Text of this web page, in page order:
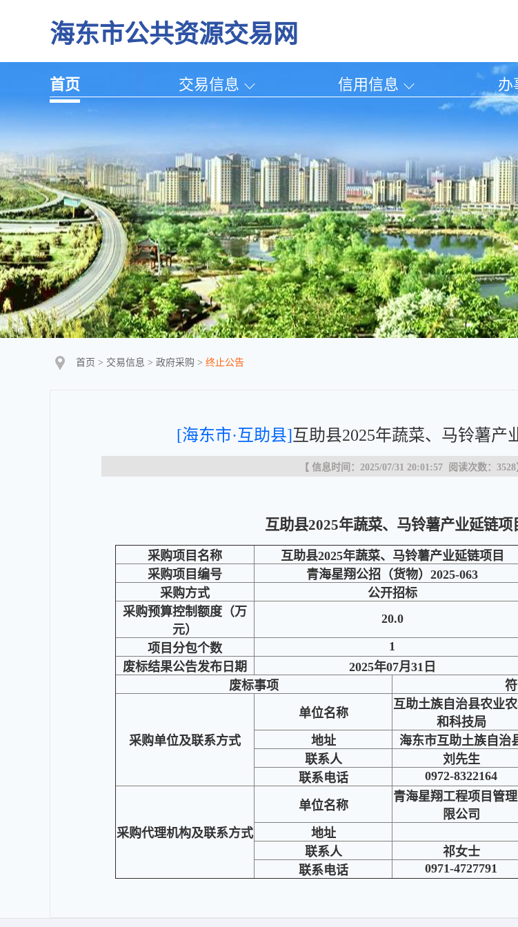
海东市公共资源交易网
首页 交易信息 信用信息 办
首页 > 交易信息 > 政府采购 > 终止公告
[海东市·互助县]互助县2025年蔬菜、马铃薯产
【 信息时间：2025/07/31 20:01:57 阅读次数： 3528
互助县2025年蔬菜、马铃薯产业延链项
采购项目名称
互助县2025年蔬菜、马铃薯产业延链项目
采购项目编号
青海星翔公招（货物）2025-063
采购方式
公开招标
采购预算控制额度（万
元）
20.0
项目分包个数
1
废标结果公告发布日期
2025年07月31日
废标事项
采购单位及联系方式
单位名称
互助土族自治县农业
和科技局
地址
海东市互助土族自治
联系人
刘先生
联系电话
0972-8322164
采购代理机构及联系方式
单位名称
青海星翔工程项目管
限公司
地址
联系人
祁女士
联系电话
0971-4727791